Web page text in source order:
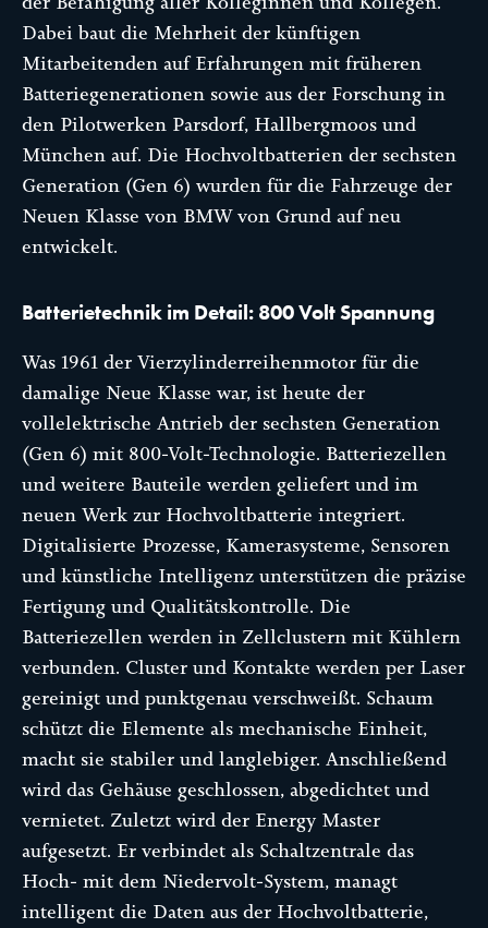
Dabei baut die Mehrheit der künftigen
Mitarbeitenden auf Erfahrungen mit früheren
Batteriegenerationen sowie aus der Forschung in
den Pilotwerken Parsdorf, Hallbergmoos und
München auf. Die Hochvoltbatterien der sechsten
Generation (Gen 6) wurden für die Fahrzeuge der
Neuen Klasse von BMW von Grund auf neu
entwickelt.
Batterietechnik im Detail: 800 Volt Spannung
Was 1961 der Vierzylinderreihenmotor für die
damalige Neue Klasse war, ist heute der
vollelektrische Antrieb der sechsten Generation
(Gen 6) mit 800-Volt-Technologie. Batteriezellen
und weitere Bauteile werden geliefert und im
neuen Werk zur Hochvoltbatterie integriert.
Digitalisierte Prozesse, Kamerasysteme, Sensoren
und künstliche Intelligenz unterstützen die präzise
Fertigung und Qualitätskontrolle. Die
Batteriezellen werden in Zellclustern mit Kühlern
verbunden. Cluster und Kontakte werden per Laser
gereinigt und punktgenau verschweißt. Schaum
schützt die Elemente als mechanische Einheit,
macht sie stabiler und langlebiger. Anschließend
wird das Gehäuse geschlossen, abgedichtet und
vernietet. Zuletzt wird der Energy Master
aufgesetzt. Er verbindet als Schaltzentrale das
Hoch- mit dem Niedervolt-System, managt
intelligent die Daten aus der Hochvoltbatterie,